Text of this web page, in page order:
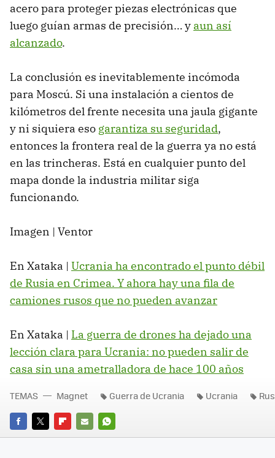
acero para proteger piezas electrónicas que
luego guían armas de precisión… y aun así
alcanzado.
La conclusión es inevitablemente incómoda
para Moscú. Si una instalación a cientos de
kilómetros del frente necesita una jaula gigante
y ni siquiera eso garantiza su seguridad,
entonces la frontera real de la guerra ya no está
en las trincheras. Está en cualquier punto del
mapa donde la industria militar siga
funcionando.
Imagen | Ventor
En Xataka | Ucrania ha encontrado el punto débil
de Rusia en Crimea. Y ahora hay una fila de
camiones rusos que no pueden avanzar
En Xataka | La guerra de drones ha dejado una
lección clara para Ucrania: no pueden salir de
casa sin una ametralladora de hace 100 años
FACEBOOK
TWITTERFLIPBOARD
E-
WHATSAPP
TEMAS Magnet Guerra de Ucrania Ucrania